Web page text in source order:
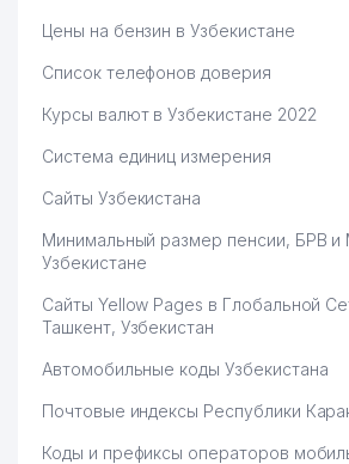
Цены на бензин в Узбекистане
Список телефонов доверия
Курсы валют в Узбекистане 2022
Система единиц измерения
Сайты Узбекистана
Минимальный размер пенсии, БРВ
Узбекистане
Сайты Yellow Pages в Глобальной
Ташкент, Узбекистан
Автомобильные коды Узбекистана
Почтовые индексы Республики
Коды и префиксы операторов